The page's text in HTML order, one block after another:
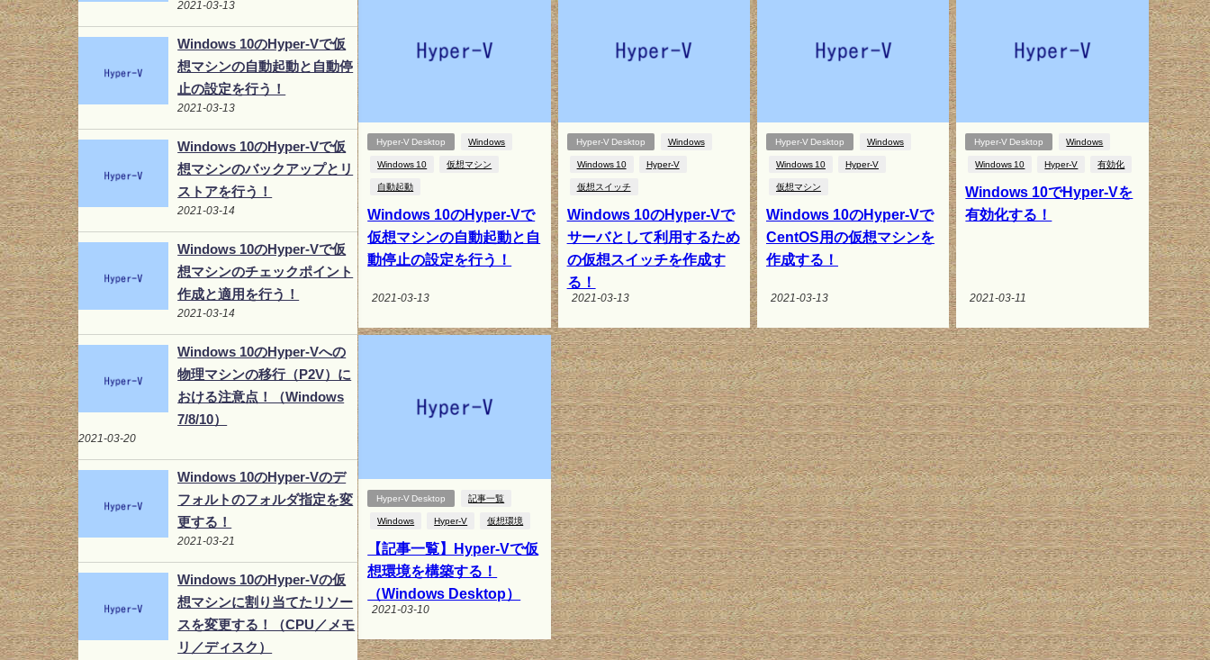
Hyper-V Desktop Windows
Windows 10 仮想マシン
自動起動
Windows 10のHyper-Vで
仮想マシンの自動起動と自
動停止の設定を行う！
2021-03-13
Hyper-V Desktop Windows
Windows 10 Hyper-V
仮想スイッチ
Windows 10のHyper-Vで
サーバとして利用するため
の仮想スイッチを作成す
る！
2021-03-13
Hyper-V Desktop Windows
Windows 10 Hyper-V
仮想マシン
Windows 10のHyper-Vで
CentOS用の仮想マシンを
作成する！
2021-03-13
Hyper-V Desktop Windows
Windows 10 Hyper-V 有効化
Windows 10でHyper-Vを
有効化する！
2021-03-11
Hyper-V Desktop 記事一覧
Windows Hyper-V 仮想環境
【記事一覧】Hyper-Vで仮
想環境を構築する！
（Windows Desktop）
2021-03-10
2021-03-13
Windows 10のHyper-Vで仮
想マシンの自動起動と自動停
止の設定を行う！
2021-03-13
Windows 10のHyper-Vで仮
想マシンのバックアップとリ
ストアを行う！
2021-03-14
Windows 10のHyper-Vで仮
想マシンのチェックポイント
作成と適用を行う！
2021-03-14
Windows 10のHyper-Vへの
物理マシンの移行（P2V）に
おける注意点！（Windows
7/8/10）
2021-03-20
Windows 10のHyper-Vのデ
フォルトのフォルダ指定を変
更する！
2021-03-21
Windows 10のHyper-Vの仮
想マシンに割り当てたリソー
スを変更する！（CPU／メモ
リ／ディスク）